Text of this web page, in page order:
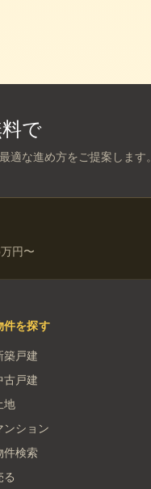
で
適な進め方をご提案します。
円〜
件を探す
築戸建
古戸建
地
ンション
件検索
る